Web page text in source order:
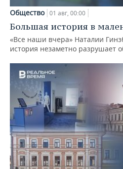
Общество 01 авг, 00:00
Большая история в
«Все наши вчера» Наталии
история незаметно разрушает